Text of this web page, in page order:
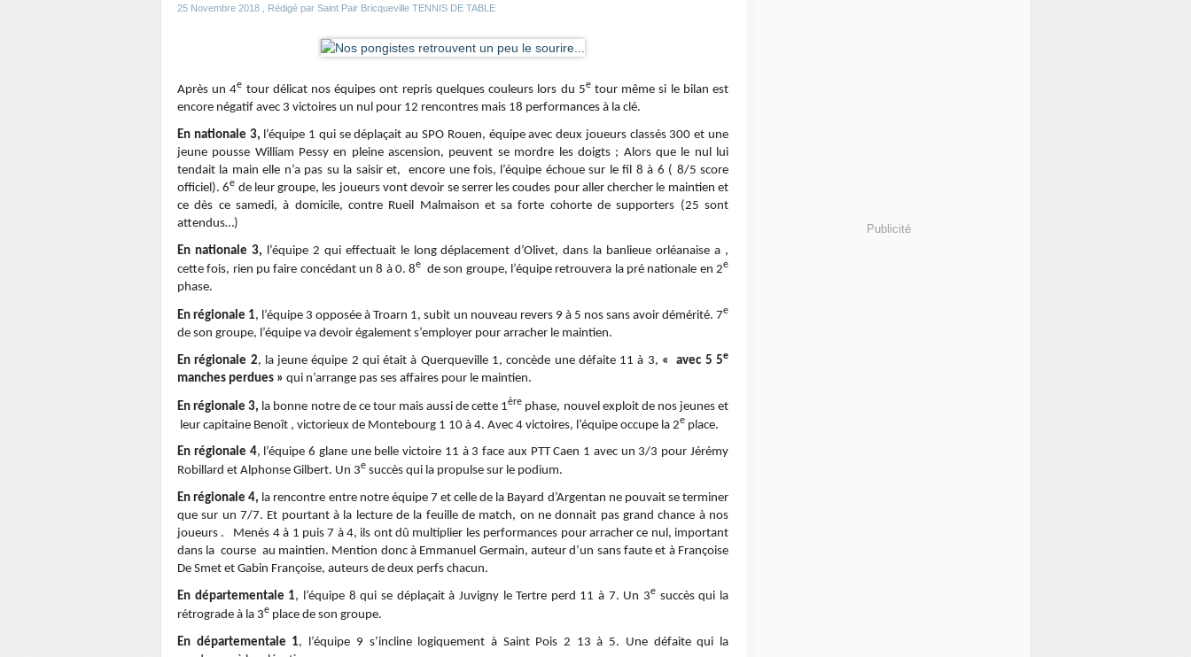
25 Novembre 2018 , Rédigé par Saint Pair Bricqueville TENNIS DE TABLE
Après un 4e tour délicat nos équipes ont repris quelques couleurs lors du 5etour même si le bilan est
encore négatif avec 3 victoires un nul pour 12 rencontres mais 18 performances à la clé.
En nationale 3, l’équipe 1 qui se déplaçait au SPO Rouen, équipe avec deux joueurs classés 300 et une
jeune pousse William Pessy en pleine ascension, peuvent se mordre les doigts ; Alors que le nul lui
tendait la main elle n’a pas su la saisir et, encore une fois, l’équipe échoue sur le fil 8 à 6 ( 8/5 score
officiel). 6e de leur groupe, les joueurs vont devoir se serrer les coudes pour aller chercher le maintien et
ce dès ce samedi, à domicile, contre Rueil Malmaison et sa forte cohorte de supporters (25 sont
attendus…)
En nationale 3, l’équipe 2 qui effectuait le long déplacement d’Olivet, dans la banlieue orléanaise a ,
cette fois, rien pu faire concédant un 8 à 0. 8e de son groupe, l’équipe retrouvera la pré nationale en 2e
phase.
En régionale 1, l’équipe 3 opposée à Troarn 1, subit un nouveau revers 9 à 5 nos sans avoir démérité. 7e
de son groupe, l’équipe va devoir également s’employer pour arracher le maintien.
En régionale 2, la jeune équipe 2 qui était à Querqueville 1, concède une défaite 11 à 3, « avec 5 5e
manches perdues » qui n’arrange pas ses affaires pour le maintien.
En régionale 3, la bonne notre de ce tour mais aussi de cette 1ère phase, nouvel exploit de nos jeunes et
leur capitaine Benoît , victorieux de Montebourg 1 10 à 4. Avec 4 victoires, l’équipe occupe la 2e place.
En régionale 4, l’équipe 6 glane une belle victoire 11 à 3 face aux PTT Caen 1 avec un 3/3 pour Jérémy
Robillard et Alphonse Gilbert. Un 3e succès qui la propulse sur le podium.
En régionale 4, la rencontre entre notre équipe 7 et celle de la Bayard d’Argentan ne pouvait se terminer
que sur un 7/7. Et pourtant à la lecture de la feuille de match, on ne donnait pas grand chance à nos
joueurs . Menés 4 à 1 puis 7 à 4, ils ont dû multiplier les performances pour arracher ce nul, important
dans la course au maintien. Mention donc à Emmanuel Germain, auteur d’un sans faute et à Françoise
De Smet et Gabin Françoise, auteurs de deux perfs chacun.
En départementale 1, l’équipe 8 qui se déplaçait à Juvigny le Tertre perd 11 à 7. Un 3e succès qui la
rétrograde à la 3e place de son groupe.
En départementale 1, l’équipe 9 s’incline logiquement à Saint Pois 2 13 à 5. Une défaite qui la
Publicité